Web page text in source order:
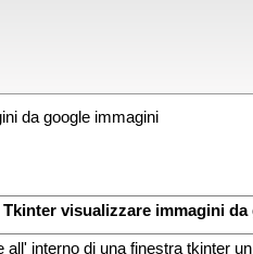
da google immagini
Tkinter visualizzare immagini
interno di una finestra tkinter